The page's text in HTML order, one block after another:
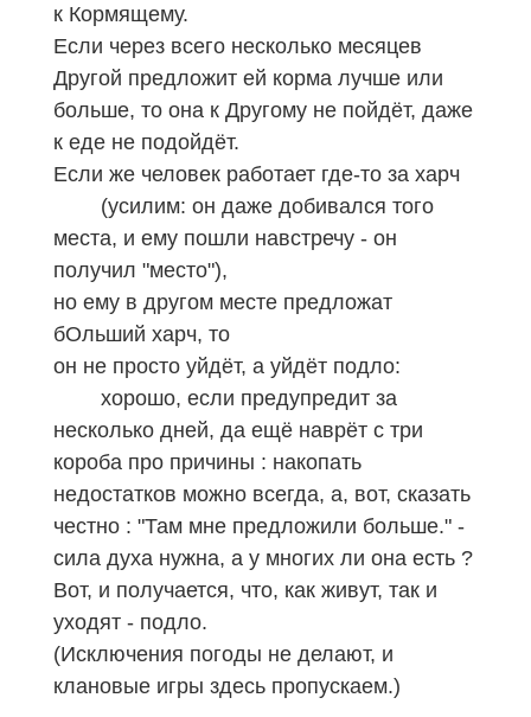
к Кормящему.
Если через всего несколько месяцев
Другой предложит ей корма лучше или
больше, то она к Другому не пойдёт, даже
к еде не подойдёт.
Если же человек работает где-то за харч
(усилим: он даже добивался того
места, и ему пошли навстречу - он
получил "место"),
но ему в другом месте предложат
бОльший харч, то
он не просто уйдёт, а уйдёт подло:
хорошо, если предупредит за
несколько дней, да ещё наврёт с три
короба про причины : накопать
недостатков можно всегда, а, вот, сказать
честно : "Там мне предложили больше." -
сила духа нужна, а у многих ли она есть ?
Вот, и получается, что, как живут, так и
уходят - подло.
(Исключения погоды не делают, и
клановые игры здесь пропускаем.)